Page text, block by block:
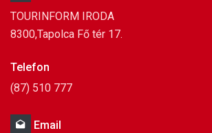
TOURINFORM IRODA
8300,Tapolca Fő tér 17.
Telefon
(87) 510 777
Email